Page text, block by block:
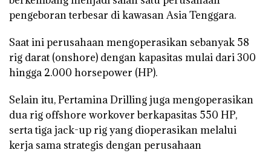
pengeboran terbesar di kawasan Asia Tenggara.
Saat ini perusahaan mengoperasikan sebanyak 58
rig darat (onshore) dengan kapasitas mulai dari300
hingga 2.000 horsepower (HP).
Selain itu, Pertamina Drilling juga mengoperasikan
dua rig offshore workoverberkapasitas 550 HP,
sertatiga jack-up rigyang dioperasikan melalui
kerja sama strategis dengan perusahaan